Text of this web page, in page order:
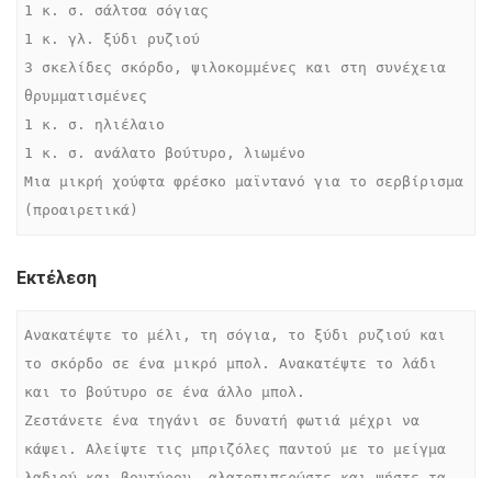
1 κ. σ. σάλτσα σόγιας
1 κ. γλ. ξύδι ρυζιού
3 σκελίδες σκόρδο, ψιλοκομμένες και στη συνέχεια
θρυμματισμένες
1 κ. σ. ηλιέλαιο
1 κ. σ. ανάλατο βούτυρο, λιωμένο
Μια μικρή χούφτα φρέσκο μαϊντανό για το σερβίρισμα
(προαιρετικά)
Εκτέλεση
Ανακατέψτε το μέλι, τη σόγια, το ξύδι ρυζιού και
το σκόρδο σε ένα μικρό μπολ. Ανακατέψτε το λάδι
και το βούτυρο σε ένα άλλο μπολ.
Ζεστάνετε ένα τηγάνι σε δυνατή φωτιά μέχρι να
κάψει. Αλείψτε τις μπριζόλες παντού με το μείγμα